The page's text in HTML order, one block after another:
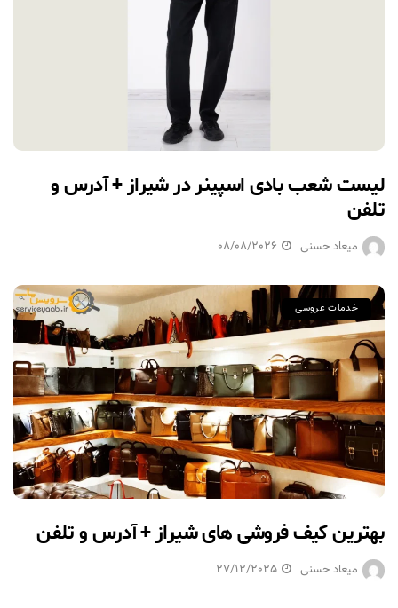
لیست شعب بادی اسپینر در شیراز + آدرس و
تلفن
میعاد حسنی 08/08/2026
خدمات عروسی
بهترین کیف فروشی های شیراز + آدرس و تلفن
میعاد حسنی 27/12/2025